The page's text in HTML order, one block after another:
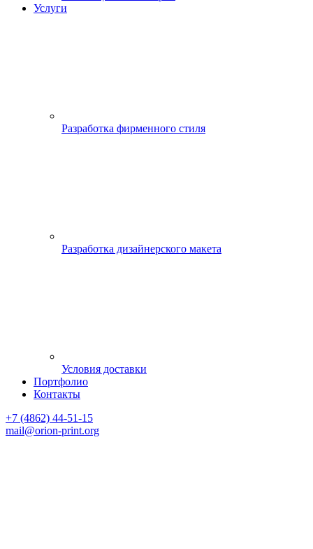
Услуги
Разработка фирменного стиля
Разработка дизайнерского макета
Условия доставки
Портфолио
Контакты
+7 (4862) 44-51-15
mail@orion-print.org